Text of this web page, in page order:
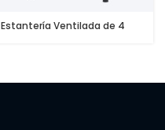
Estantería Ventilada de 4